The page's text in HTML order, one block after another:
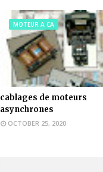
MOTEUR A CA
cablages de moteurs
asynchrones
OCTOBER 25, 2020